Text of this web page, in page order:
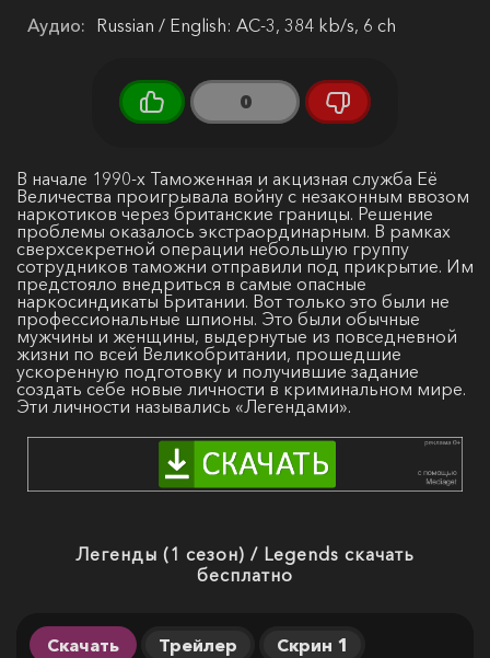
Аудио: Russian / English: AC-3, 384 kb/s, 6 ch
0
В начале 1990-х Таможенная и акцизная служба Её
Величества проигрывала войну с незаконным ввозом
наркотиков через британские границы. Решение
проблемы оказалось экстраординарным. В рамках
сверхсекретной операции небольшую группу
сотрудников таможни отправили под прикрытие. Им
предстояло внедриться в самые опасные
наркосиндикаты Британии. Вот только это были не
профессиональные шпионы. Это были обычные
мужчины и женщины, выдернутые из повседневной
жизни по всей Великобритании, прошедшие
ускоренную подготовку и получившие задание
создать себе новые личности в криминальном мире.
Эти личности назывались «Легендами».
Легенды (1 сезон) / Legends скачать
бесплатно
Скачать Трейлер
Скрин 1